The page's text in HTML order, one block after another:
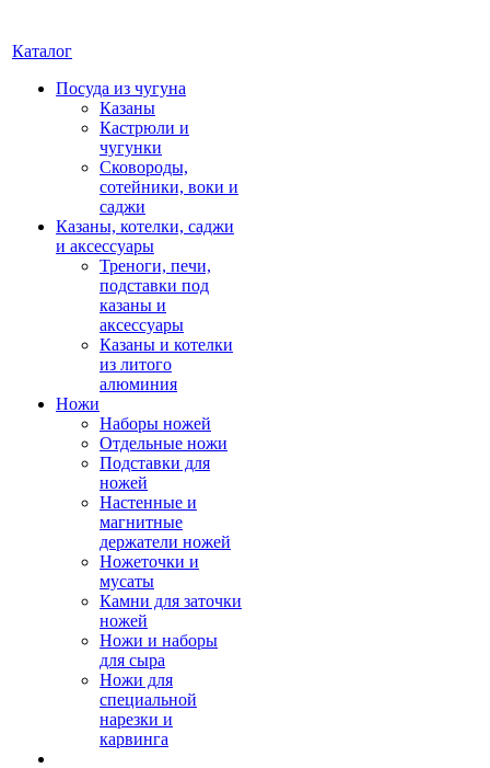
Каталог
Посуда из чугуна
Казаны
Кастрюли и
чугунки
Сковороды,
сотейники, воки и
саджи
Казаны, котелки, саджи
и аксессуары
Треноги, печи,
подставки под
казаны и
аксессуары
Казаны и котелки
из литого
алюминия
Ножи
Наборы ножей
Отдельные ножи
Подставки для
ножей
Настенные и
магнитные
держатели ножей
Ножеточки и
мусаты
Камни для заточки
ножей
Ножи и наборы
для сыра
Ножи для
специальной
нарезки и
карвинга